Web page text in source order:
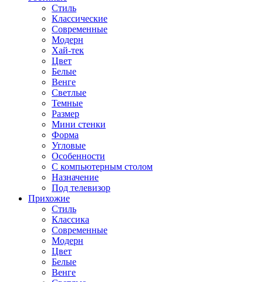
Стиль
Классические
Современные
Модерн
Хай-тек
Цвет
Белые
Венге
Светлые
Темные
Размер
Мини стенки
Форма
Угловые
Особенности
С компьютерным столом
Назначение
Под телевизор
Прихожие
Стиль
Классика
Современные
Модерн
Цвет
Белые
Венге